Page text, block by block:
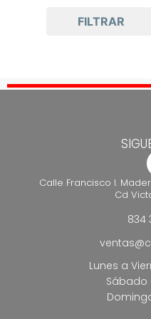
PARKER
FILTRAR
Calle Francisco I.
Cd
834
Lunes a
Sábado